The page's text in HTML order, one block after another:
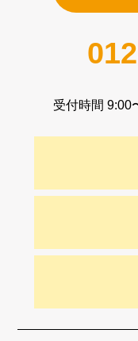
受付時間 9:00